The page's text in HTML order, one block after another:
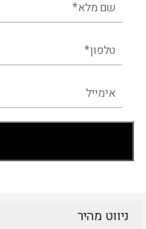
ניווט מהיר